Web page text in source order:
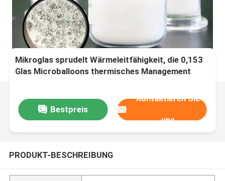
Mikroglas sprudelt Wärmeleitfähigkeit, die 0,153
Glas Microballoons thermisches Management
Bestpreis
Kontaktieren Sie
uns
PRODUKT-BESCHREIBUNG